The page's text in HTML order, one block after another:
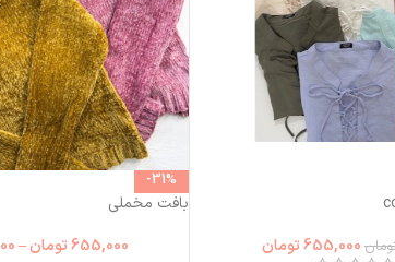
655,000تومان
-31%
بافت مخملی
655,000تومان–